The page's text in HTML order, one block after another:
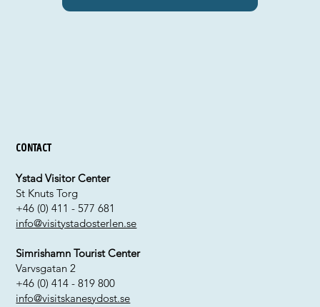
Contact
Ystad Visitor Center
St Knuts Torg
+46 (0) 411 - 577 681
info@visitystadosterlen.se
Simrishamn Tourist Center
Varvsgatan 2
+46 (0) 414 - 819 800
info@visitskanesydost.se